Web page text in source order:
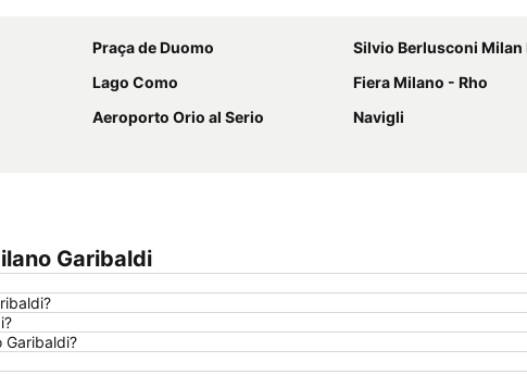
Praça de Duomo
Silvio Berlusconi Milan
Lago Como
Fiera Milano - Rho
Aeroporto Orio al Serio
Navigli
Garibaldi
Garibaldi?